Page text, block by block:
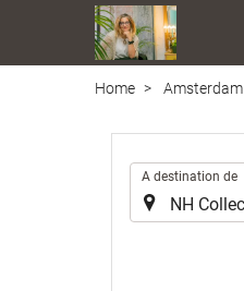
Home Amsterdam
A destination de